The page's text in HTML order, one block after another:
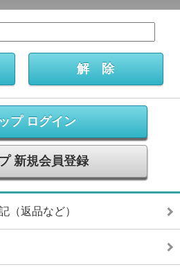
プ ログイン
新規会員登録
（返品など）